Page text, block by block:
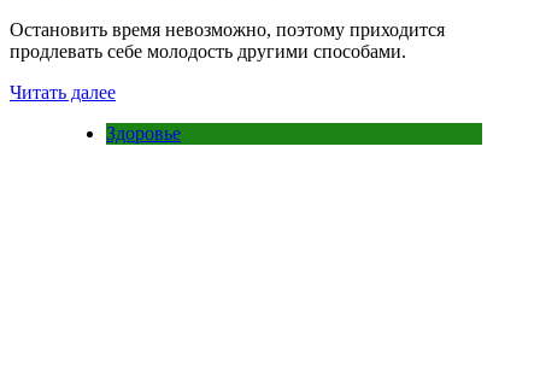
Остановить время невозможно, поэтому приходится
продлевать себе молодость другими способами.
Читать далее
Здоровье